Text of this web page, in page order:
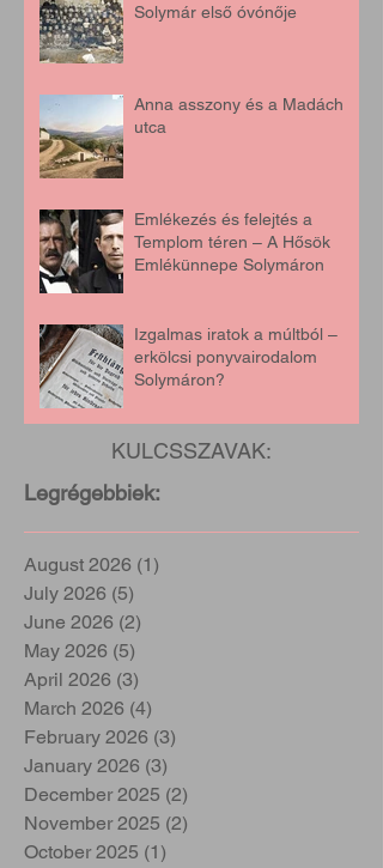
Solymár első óvónője
Anna asszony és a Madách
utca
Emlékezés és felejtés a
Templom téren – A Hősök
Emlékünnepe Solymáron
Izgalmas iratok a múltból –
erkölcsi ponyvairodalom
Solymáron?
KULCSSZAVAK:
Legrégebbiek:
August 2026 (1)
July 2026 (5)
June 2026 (2)
May 2026 (5)
April 2026 (3)
March 2026 (4)
February 2026 (3)
January 2026 (3)
December 2025 (2)
November 2025 (2)
October 2025 (1)